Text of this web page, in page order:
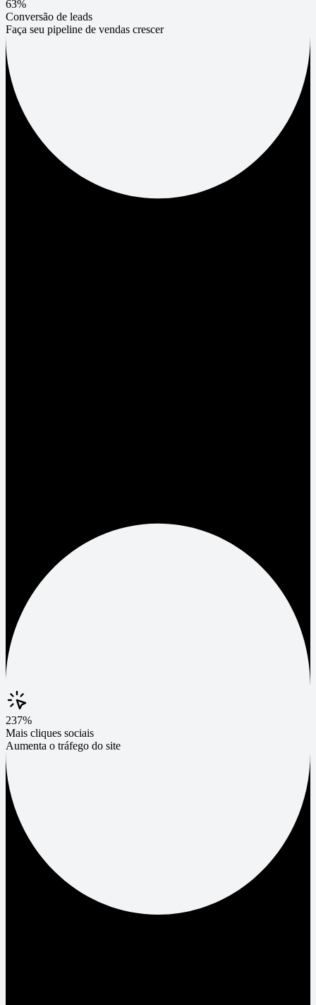
63%
Conversão de leads
Faça seu pipeline de vendas crescer
237%
Mais cliques sociais
Aumenta o tráfego do site